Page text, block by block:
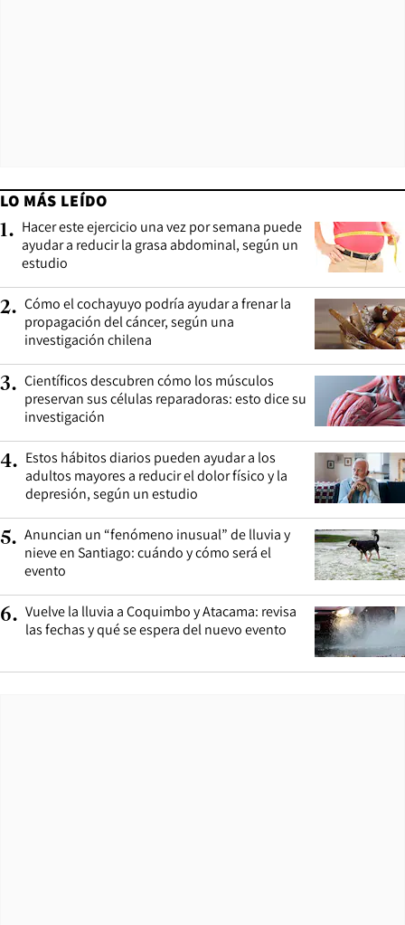
LO MÁS LEÍDO
1. Hacer este ejercicio una vez por semana puede
ayudar a reducir la grasa abdominal, según un
estudio
2. Cómo el cochayuyo podría ayudar a frenar la
propagación del cáncer, según una
investigación chilena
3. Científicos descubren cómo los músculos
preservan sus células reparadoras: esto dice su
investigación
4. Estos hábitos diarios pueden ayudar a los
adultos mayores a reducir el dolor físico y la
depresión, según un estudio
5. Anuncian un “fenómeno inusual” de lluvia y
nieve en Santiago: cuándo y cómo será el
evento
6. Vuelve la lluvia a Coquimbo y Atacama: revisa
las fechas y qué se espera del nuevo evento